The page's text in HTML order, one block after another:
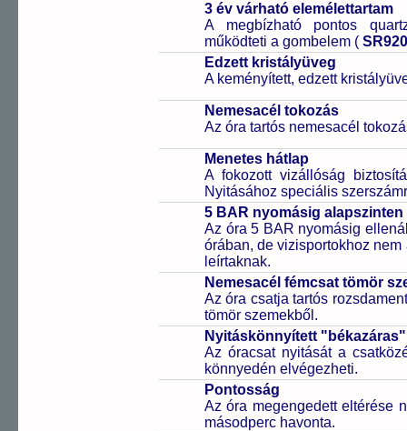
3 év várható elemélettartam
A megbízható pontos
működteti a gombelem (
Edzett kristályüveg
A keményített, edzett
Nemesacél tokozás
Az óra tartós nemesacél
Menetes hátlap
A fokozott vizállóság
Nyitásához speciális
5 BAR nyomásig alapszinten
Az óra 5 BAR nyomásig
órában, de vizisportokhoz
leírtaknak.
Nemesacél fémcsat tömör
Az óra csatja tartós
tömör szemekből.
Nyitáskönnyített
Az óracsat nyitását a
könnyedén elvégezheti.
Pontosság
Az óra megengedett eltérése
másodperc havonta.